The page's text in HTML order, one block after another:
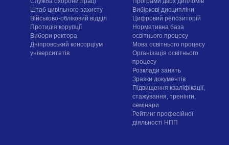
Штаб цивільного захисту
Військово-обліковий відділ
Протидія корупції
Вибори ректора
Дніпровський консорціум
університетів
Вибіркові дисципліни
Цифровий репозиторій
Нормативна база
освітнього процесу
Мова освітнього процесу
Організація освітнього
процесу
Розклади занять
Зразки документів
Підвищення кваліфікації,
стажування, тренінги,
семінари
Рейтинг професійної
діяльності НПП